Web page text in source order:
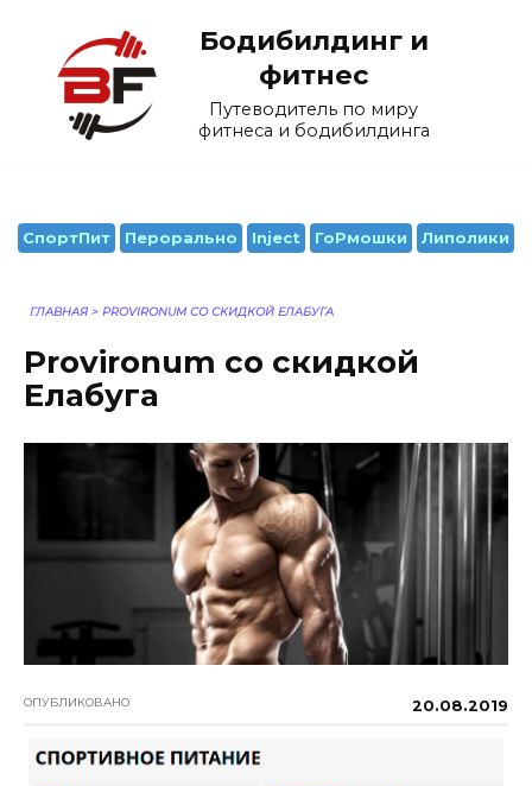
содержанию
Бодибилдинг и
фитнес
Путеводитель по миру
фитнеса и бодибилдинга
СпортПит Перорально Inject ГоРмошки Липолики
ГЛАВНАЯ > PROVIRONUM СО СКИДКОЙ ЕЛАБУГА
Provironum со скидкой
Елабуга
ОПУБЛИКОВАНО 20.08.2019